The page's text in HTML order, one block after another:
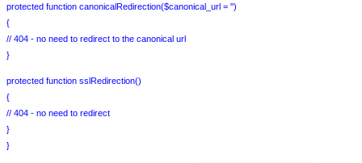
protected function canonicalRedirection($canonical_url = '')
{
// 404 - no need to redirect to the canonical url
}
protected function sslRedirection()
{
// 404 - no need to redirect
}
}